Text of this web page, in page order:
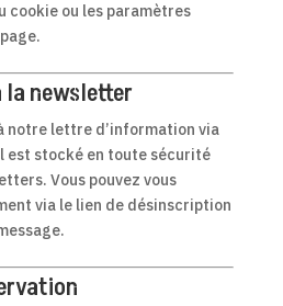
cookie ou les paramètres
la newsletter
notre lettre d’information via
est stocké en toute sécurité
Vous pouvez vous
via le lien de désinscription